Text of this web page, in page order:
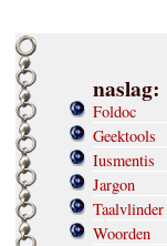
naslag:
Foldoc
Geektools
Iusmentis
Jargon
Taalvlinder
Woorden